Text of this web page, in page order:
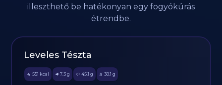
illeszthető be hatékonyan egy fogyókúrás
étrendbe.
Leveles Tészta
🔥 551 kcal 🥩 7.3 g 🥔 45.1 g 🫒 38.1 g